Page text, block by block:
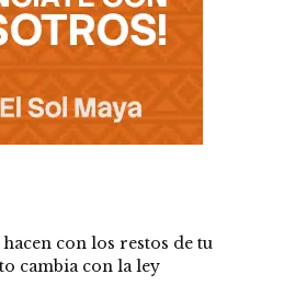
hacen con los restos de tu
cambia con la ley